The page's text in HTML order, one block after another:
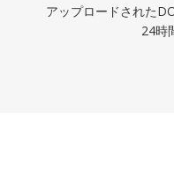
アップロードされた
24時